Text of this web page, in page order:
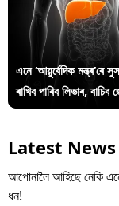
এনে ‘আয়ুৰ্বেদিক মন্ত্ৰ’ৰে
ৰাখিব পাৰিব লিভাৰ, বাচিব
Latest News
আপোনালৈ আহিছে নেকি
ধন!